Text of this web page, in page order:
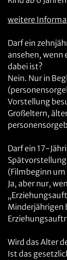
weitere
Darf ein
ansehen, wenn
dabei ist?
Nein. Nur in
Vorstellung
Großeltern,
Darf ein 17-
Spätvorstellung
(Filmbeginn um
Ja, aber nur,
Minderjährigen
Wird das Alter
Ist das